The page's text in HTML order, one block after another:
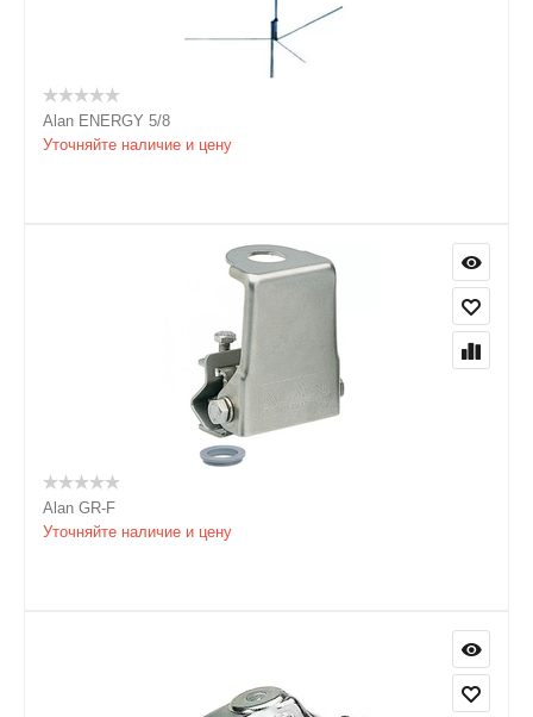
Alan ENERGY 5/8
Уточняйте наличие и цену
Alan GR-F
Уточняйте наличие и цену